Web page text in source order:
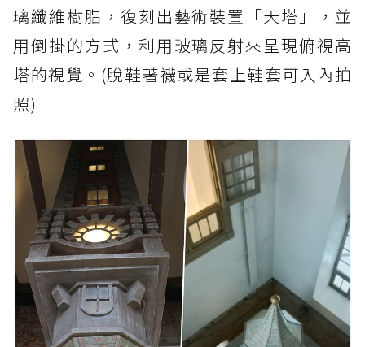
璃纖維樹脂，復刻出藝術裝置「天塔」，並
用倒掛的方式，利用玻璃反射來呈現俯視高
塔的視覺。(脫鞋著襪或是套上鞋套可入內拍
照)